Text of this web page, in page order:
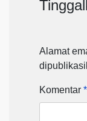
Alamat
Komentar *